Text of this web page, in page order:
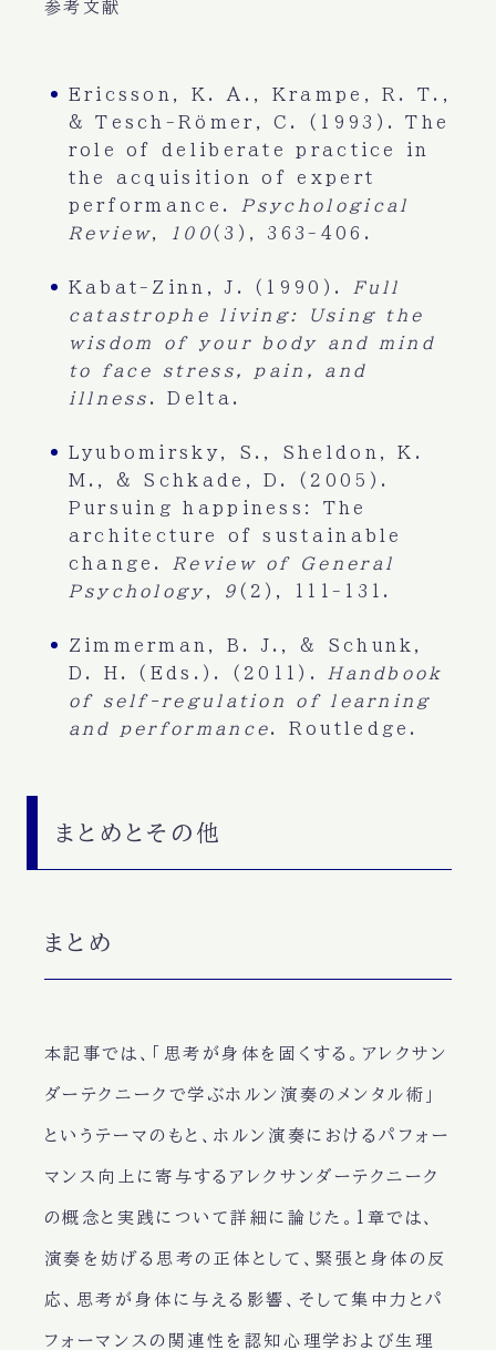
参考文献
Ericsson, K. A., Krampe, R. T.,
& Tesch-Römer, C. (1993). The
role of deliberate practice in
the acquisition of expert
performance.
Psychological
Review, 100 (3), 363-406.
Kabat-Zinn, J. (1990).
Full
catastrophe living: Using the
wisdom of your body and mind
to face stress, pain, and
illness . Delta.
Lyubomirsky, S., Sheldon, K.
M., & Schkade, D. (2005).
Pursuing happiness: The
architecture of sustainable
change.
Review of General
Psychology , 9 (2), 111-131.
Zimmerman, B. J., & Schunk,
D. H. (Eds.). (2011).
Handbook
of self-regulation of learning
and performance . Routledge.
まとめとその他
まとめ
本記事では、「思考が身体を固くする。アレクサン
ダーテクニークで学ぶホルン演奏のメンタル術」
というテーマのもと、ホルン演奏におけるパフォー
マンス向上に寄与するアレクサンダーテクニーク
の概念と実践について詳細に論じた。1章では、
演奏を妨げる思考の正体として、緊張と身体の反
応、思考が身体に与える影響、そして集中力とパ
フォーマンスの関連性を認知心理学および生理